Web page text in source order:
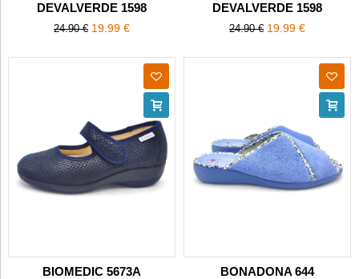
DEVALVERDE 1598
24.90 € 19.99 €
DEVALVERDE 1598
24.90 € 19.99 €
BIOMEDIC 5673A BONADONA 644